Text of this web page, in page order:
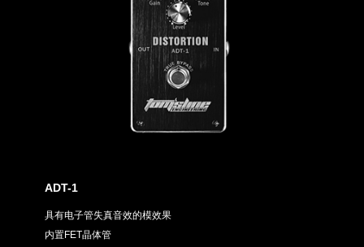
ADT-1
具有电子管失真音效的模效果
内置FET晶体管